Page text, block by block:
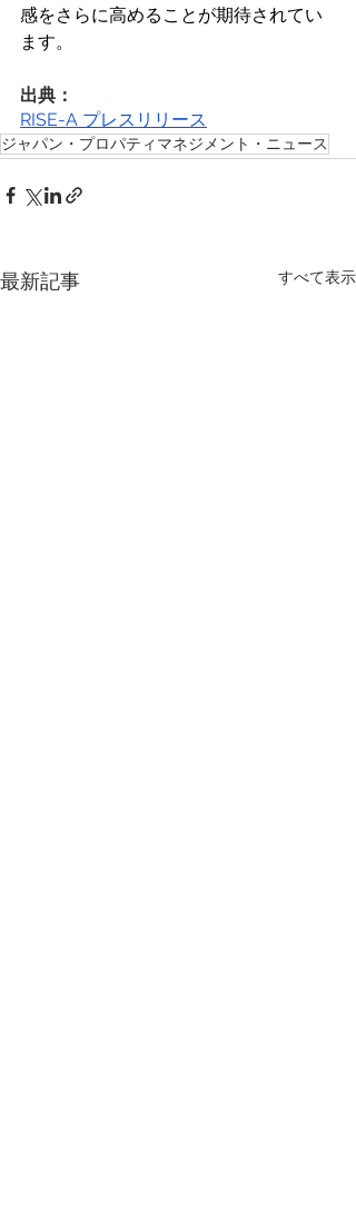
感をさらに高めることが期待されてい
ます。
出典：
RISE-A プレスリリース
ジャパン・プロパティマネジメント・ニュース
最新記事 すべて表示